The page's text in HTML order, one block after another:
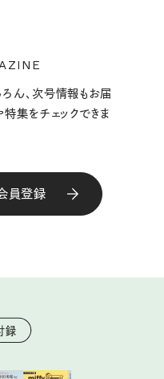
ん、次号情報もお届
特集をチェックできま
員登録
録